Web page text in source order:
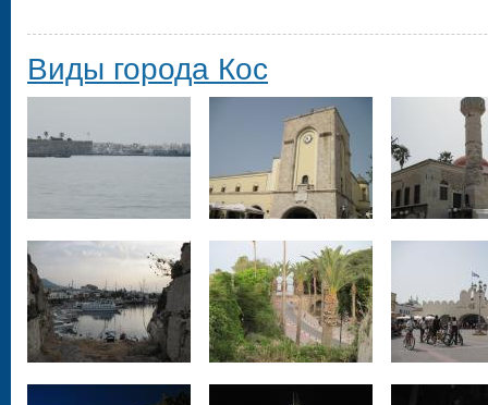
Виды города Кос